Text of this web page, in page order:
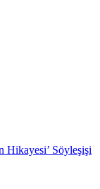
Hikayesi’ Söyleşişi